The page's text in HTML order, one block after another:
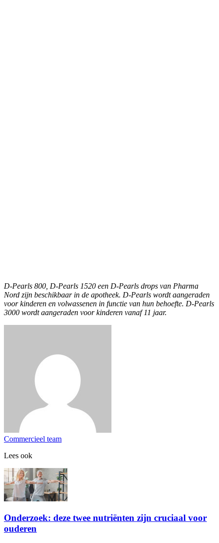
D-Pearls 800, D-Pearls 1520 een D-Pearls drops van Pharma
Nord zijn beschikbaar in de apotheek. D-Pearls wordt aangeraden
voor kinderen en volwassenen in functie van hun behoefte. D-Pearls
3000 wordt aangeraden voor kinderen vanaf 11 jaar.
Commercieel team
Lees ook
Onderzoek: deze twee nutriënten zijn cruciaal voor
ouderen